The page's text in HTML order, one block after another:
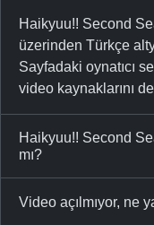
Haikyuu!! Second
üzerinden Türkçe
Sayfadaki oynatıcı
video kaynaklarını
Haikyuu!! Second
mı?
Video açılmıyor, ne